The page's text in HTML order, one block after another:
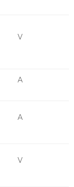
V
A
A
V